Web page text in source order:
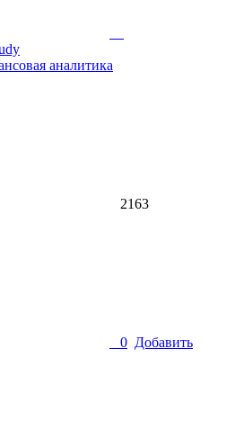
аналитика
2163
0 Добавить